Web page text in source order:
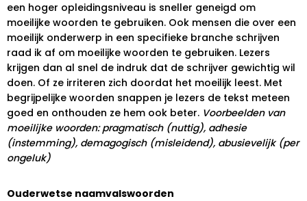
een hoger opleidingsniveau is sneller geneigd om
moeilijke woorden te gebruiken. Ook mensen die over een
moeilijk onderwerp in een specifieke branche schrijven
raad ik af om moeilijke woorden te gebruiken. Lezers
krijgen dan al snel de indruk dat de schrijver gewichtig wil
doen. Of ze irriteren zich doordat het moeilijk leest. Met
begrijpelijke woorden snappen je lezers de tekst meteen
goed en onthouden ze hem ook beter. Voorbeelden van
moeilijke woorden: pragmatisch (nuttig), adhesie
(instemming), demagogisch (misleidend), abusievelijk (per
ongeluk)
Ouderwetse naamvalswoorden